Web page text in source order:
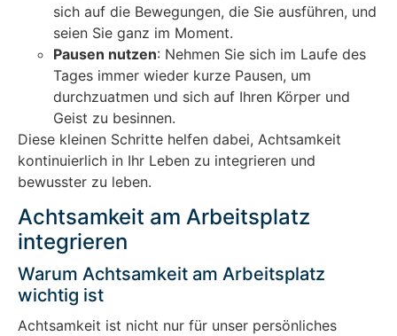
sich auf die Bewegungen, die Sie ausführen, und
seien Sie ganz im Moment.
Pausen nutzen: Nehmen Sie sich im Laufe des
Tages immer wieder kurze Pausen, um
durchzuatmen und sich auf Ihren Körper und
Geist zu besinnen.
Diese kleinen Schritte helfen dabei, Achtsamkeit
kontinuierlich in Ihr Leben zu integrieren und
bewusster zu leben.
Achtsamkeit am Arbeitsplatz
integrieren
Warum Achtsamkeit am Arbeitsplatz
wichtig ist
Achtsamkeit ist nicht nur für unser persönliches